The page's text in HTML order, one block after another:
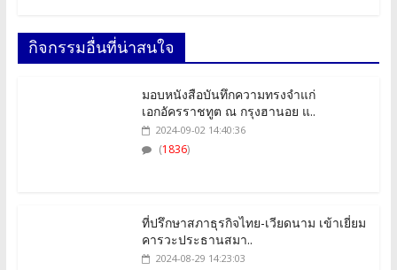
กิจกรรมอื่นที่น่าสนใจ
มอบหนังสือบันทึกความทรงจำแก่
เอกอัครราชทูต ณ กรุงฮานอย แ..
2024-09-02 14:40:36
(1836)
คารวะประธานสมา..
2024-08-29 14:23:03
(1939)